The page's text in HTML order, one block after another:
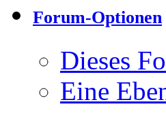
Forum-Optionen
Dieses
Eine